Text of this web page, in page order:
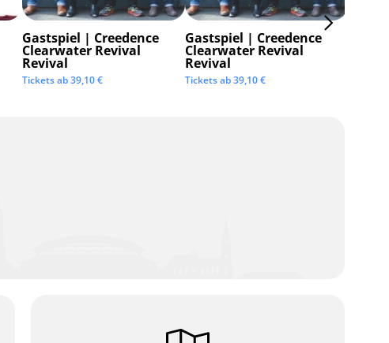
Gastspiel | Creedence
Clearwater Revival
Revival
Tickets ab39,10€
Gastspiel | Creedence
Clearwater Revival
Revival
Tickets ab39,10€